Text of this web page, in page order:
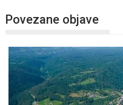
Povezane objave